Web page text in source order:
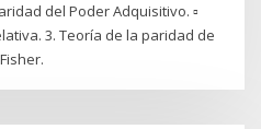
del Poder Adquisitivo. ▫
3. Teoría de la paridad de